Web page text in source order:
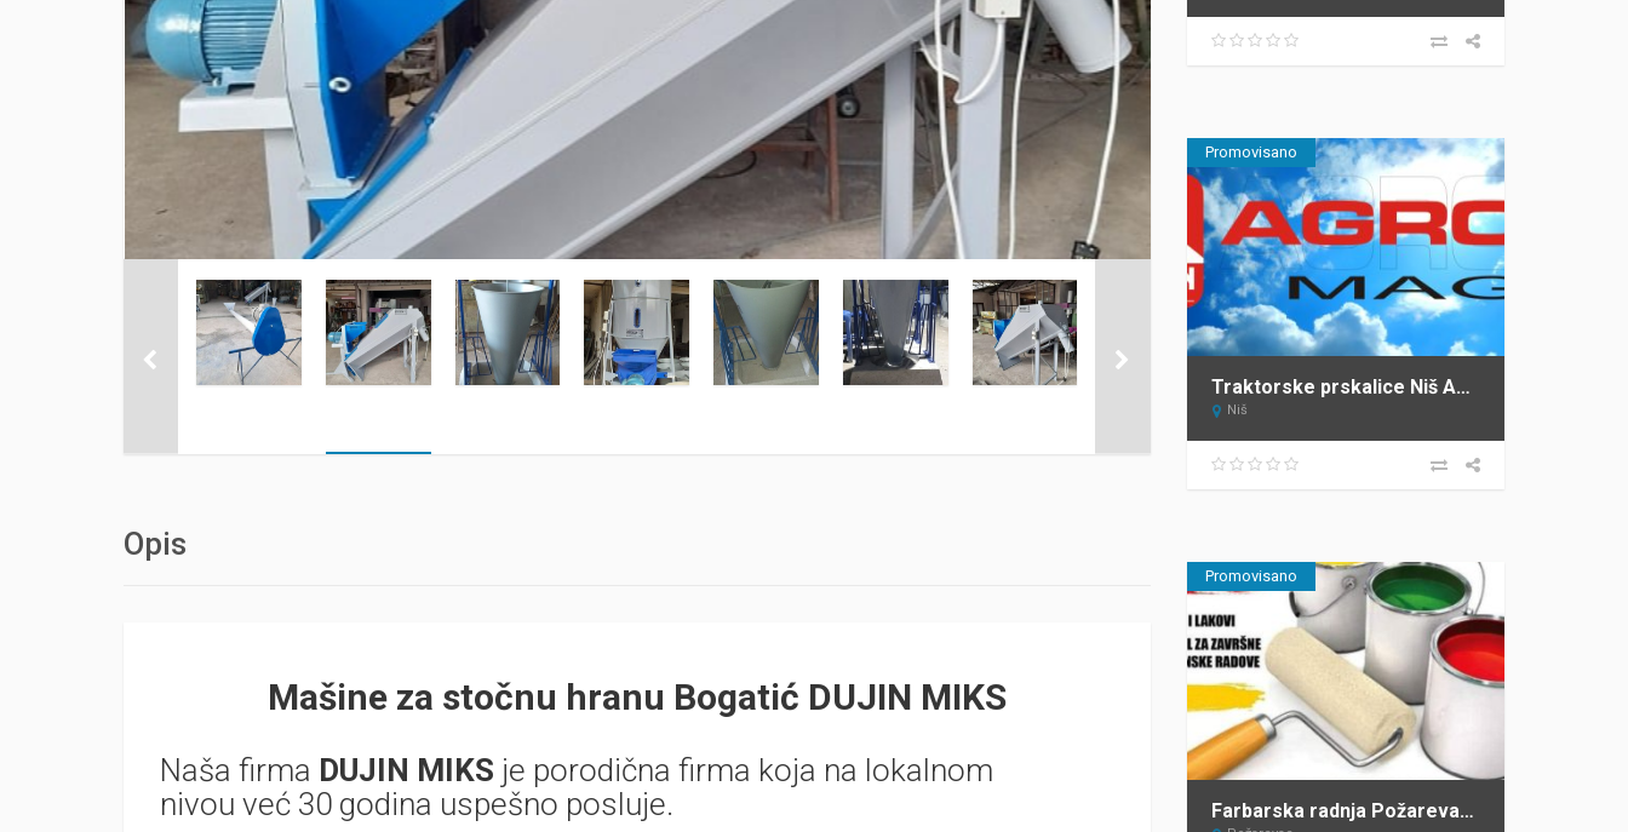
Opis
Mašine za stočnu hranu Bogatić DUJIN MIKS
Naša firma DUJIN MIKS je porodična firma koja na lokalnom
nivou već 30 godina uspešno posluje.
Promovisano
Traktorske prskalice Niš AGRON MAG DOO
Niš
Promovisano
Farbarska radnja Požarevac LEKA COLOR